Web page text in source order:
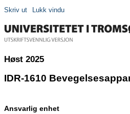
Skriv ut Lukk vindu
Høst 2025
IDR-1610
Ansvarlig enhet